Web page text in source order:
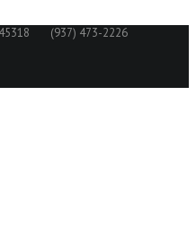
(937) 473-2226